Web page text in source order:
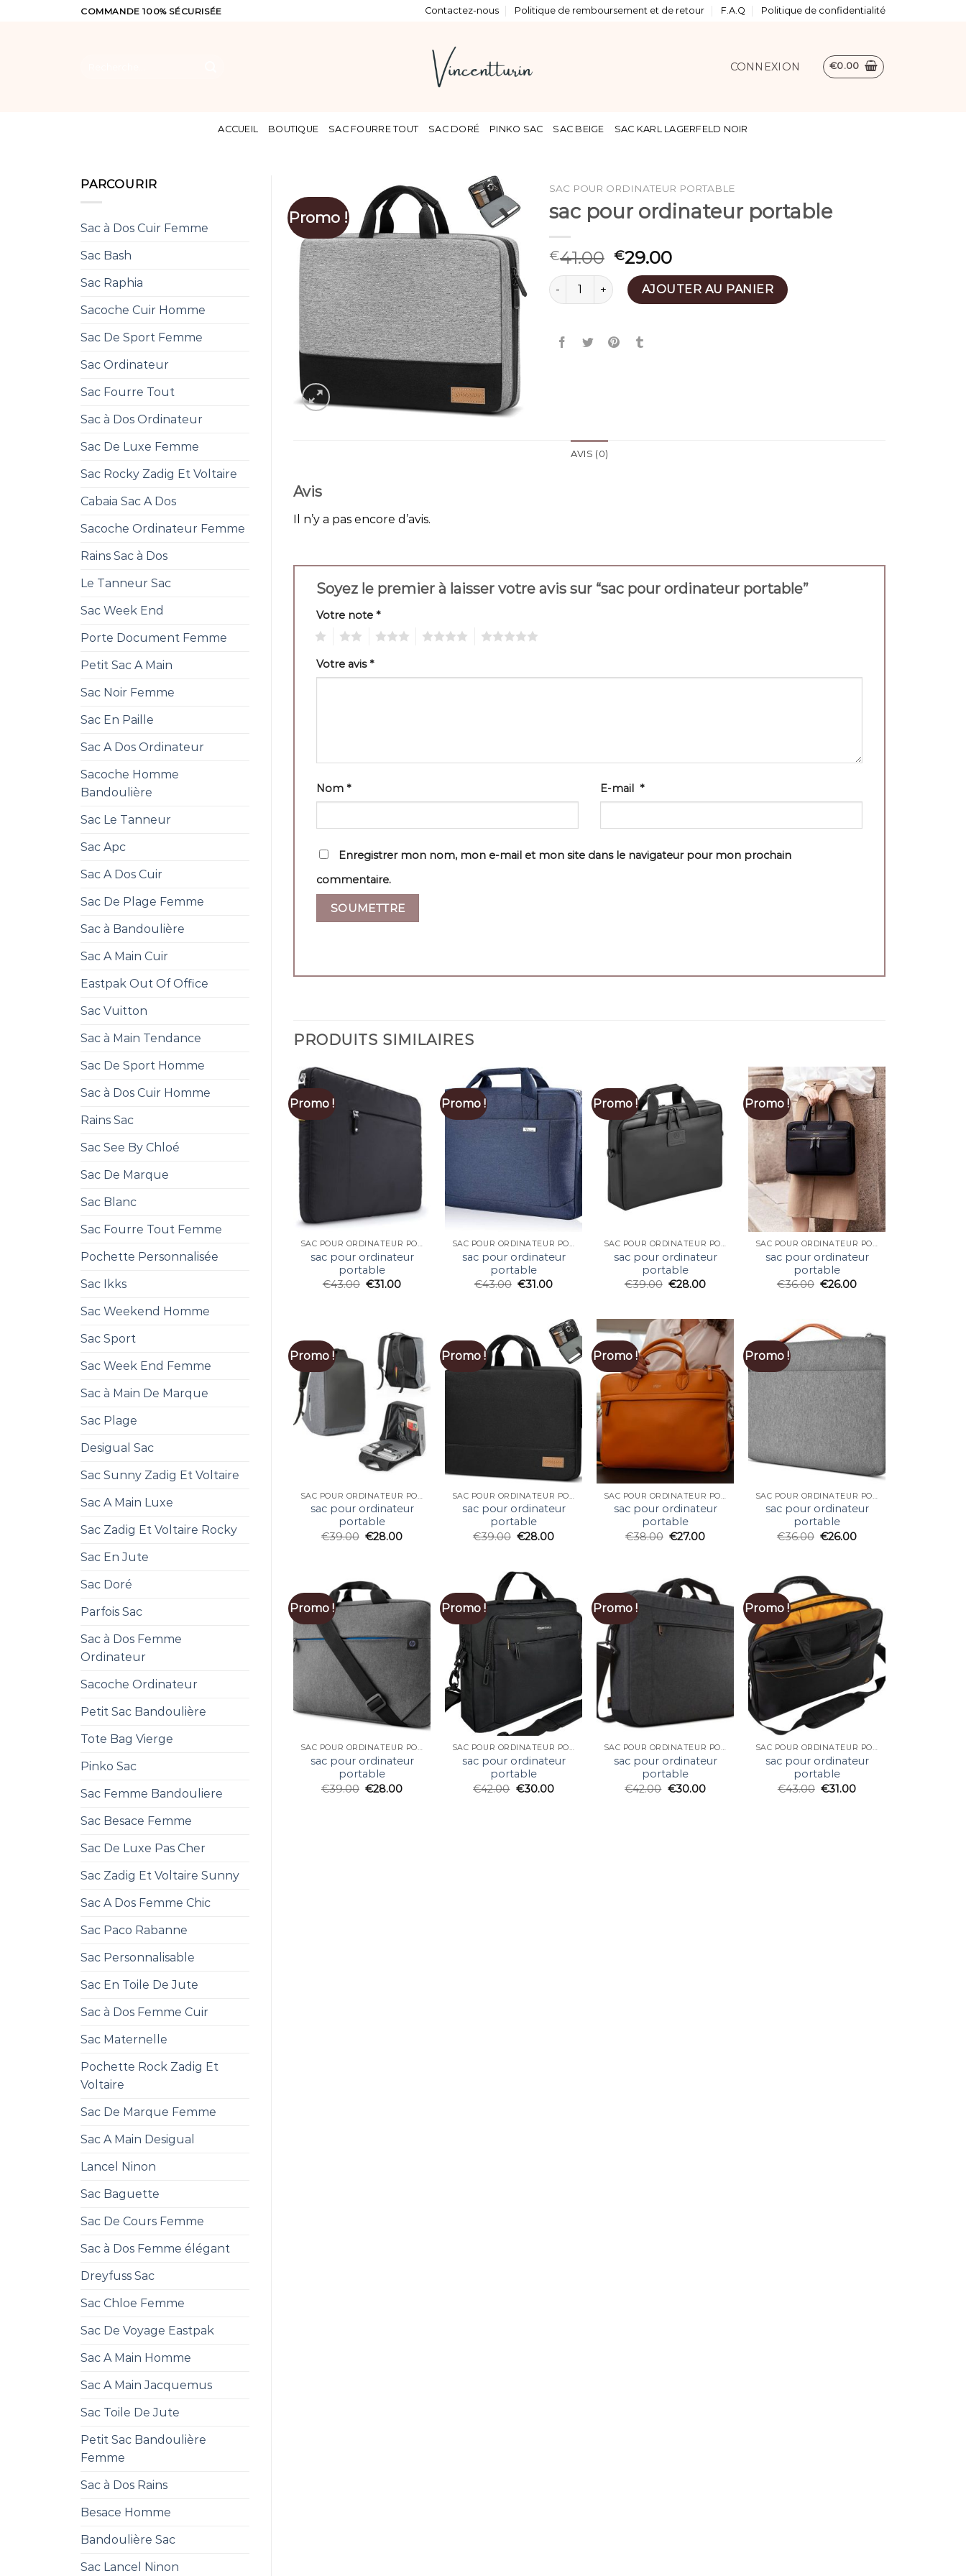
COMMANDE 100% SÉCURISÉE Contactez-nous Politique de remboursement et de retour F.A.Q Politique de confidentialité
CONNEXION €0.00
ACCUEIL BOUTIQUE SAC FOURRE TOUT SAC DORÉ PINKO SAC SAC BEIGE SAC KARL LAGERFELD NOIR
PARCOURIR
Sac à Dos Cuir Femme
Sac Bash
Sac Raphia
Sacoche Cuir Homme
Sac De Sport Femme
Sac Ordinateur
Sac Fourre Tout
Sac à Dos Ordinateur
Sac De Luxe Femme
Sac Rocky Zadig Et Voltaire
Cabaia Sac A Dos
Sacoche Ordinateur Femme
Rains Sac à Dos
Le Tanneur Sac
Sac Week End
Porte Document Femme
Petit Sac A Main
Sac Noir Femme
Sac En Paille
Sac A Dos Ordinateur
Sacoche Homme
Bandoulière
Sac Le Tanneur
Sac Apc
Sac A Dos Cuir
Sac De Plage Femme
Sac à Bandoulière
Sac A Main Cuir
Eastpak Out Of Office
Sac Vuitton
Sac à Main Tendance
Sac De Sport Homme
Sac à Dos Cuir Homme
Rains Sac
Sac See By Chloé
Sac De Marque
Sac Blanc
Sac Fourre Tout Femme
Pochette Personnalisée
Sac Ikks
Sac Weekend Homme
Sac Sport
Sac Week End Femme
Sac à Main De Marque
Sac Plage
Desigual Sac
Sac Sunny Zadig Et Voltaire
Sac A Main Luxe
Sac Zadig Et Voltaire Rocky
Sac En Jute
Sac Doré
Parfois Sac
Sac à Dos Femme
Ordinateur
Sacoche Ordinateur
Petit Sac Bandoulière
Tote Bag Vierge
Pinko Sac
Sac Femme Bandouliere
Sac Besace Femme
Sac De Luxe Pas Cher
Sac Zadig Et Voltaire Sunny
Sac A Dos Femme Chic
Sac Paco Rabanne
Sac Personnalisable
Sac En Toile De Jute
Sac à Dos Femme Cuir
Sac Maternelle
Pochette Rock Zadig Et
Voltaire
Sac De Marque Femme
Sac A Main Desigual
Lancel Ninon
Sac Baguette
Sac De Cours Femme
Sac à Dos Femme élégant
Dreyfuss Sac
Sac Chloe Femme
Sac De Voyage Eastpak
Sac A Main Homme
Sac A Main Jacquemus
Sac Toile De Jute
Petit Sac Bandoulière
Femme
Sac à Dos Rains
Besace Homme
Bandoulière Sac
Sac Lancel Ninon
Promo !
SAC POUR ORDINATEUR PORTABLE
sac pour ordinateur portable
€41.00 €29.00
quantité de sac pour ordinateur portable
AJOUTER AU PANIER
AVIS (0)
Avis
Il n’y a pas encore d’avis.
Soyez le premier à laisser votre avis sur “sac pour ordinateur portable”
Votre note *
Votre avis*
Nom * E-mail *
Enregistrer mon nom, mon e-mail et mon site dans le navigateur pour mon prochain
commentaire.
PRODUITS SIMILAIRES
Promo !
SAC POUR ORDINATEUR PORTABLE
sac pour ordinateur
portable
€43.00 €31.00
Promo !
SAC POUR ORDINATEUR PORTABLE
sac pour ordinateur
portable
€43.00 €31.00
Promo !
SAC POUR ORDINATEUR PORTABLE
sac pour ordinateur
portable
€39.00 €28.00
Promo !
SAC POUR ORDINATEUR PORTABLE
sac pour ordinateur
portable
€36.00 €26.00
Promo !
sac pour ordinateur
portable
€39.00 €28.00
Promo !
sac pour ordinateur
portable
€39.00 €28.00
Promo !
sac pour ordinateur
portable
€38.00 €27.00
Promo !
sac pour ordinateur
portable
€36.00 €26.00
Promo !
SAC POUR ORDINATEUR PORTABLE
sac pour ordinateur
portable
€39.00 €28.00
Promo !
SAC POUR ORDINATEUR PORTABLE
sac pour ordinateur
portable
€42.00 €30.00
Promo !
SAC POUR ORDINATEUR PORTABLE
sac pour ordinateur
portable
€42.00 €30.00
Promo !
SAC POUR ORDINATEUR PORTABLE
sac pour ordinateur
portable
€43.00 €31.00